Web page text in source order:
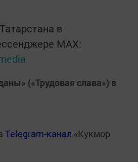
в
MАХ:
(«Трудовая слава») в
Telegram-канал «Кукмор